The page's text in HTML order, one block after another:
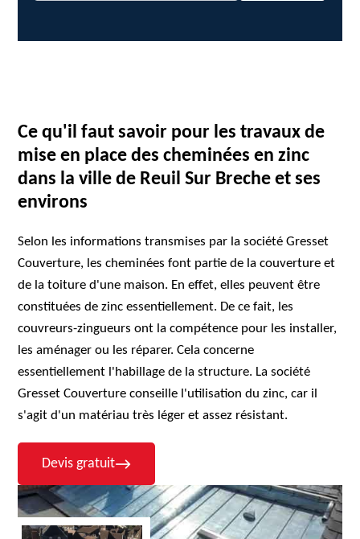
Ce qu'il faut savoir pour les travaux de
mise en place des cheminées en zinc
dans la ville de Reuil Sur Breche et ses
environs
Selon les informations transmises par la société Gresset
Couverture, les cheminées font partie de la couverture et
de la toiture d'une maison. En effet, elles peuvent être
constituées de zinc essentiellement. De ce fait, les
couvreurs-zingueurs ont la compétence pour les installer,
les aménager ou les réparer. Cela concerne
essentiellement l'habillage de la structure. La société
Gresset Couverture conseille l'utilisation du zinc, car il
s'agit d'un matériau très léger et assez résistant.
Devis gratuit